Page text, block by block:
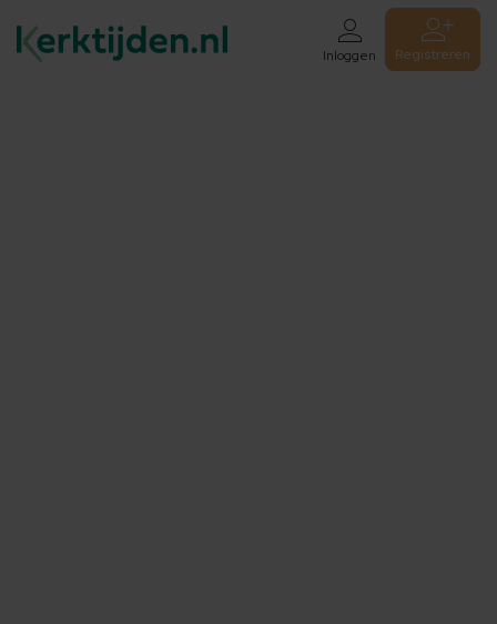
Inloggen Registreren